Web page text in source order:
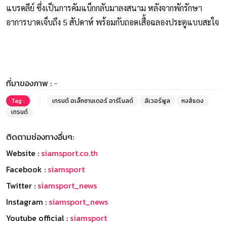
แบรดลีย์ ซึ่งเป็นการคัมแบ็กกลับมาลงสนาม หลังจากพักรักษา
อาการบาดเจ็บถึง 5 สัปดาห์ พร้อมกับถอดเสื้อฉลองประตูแบบสะใจ
ที่มาของภาพ : -
Tag : เทรนต์ อเล็กซานเดอร์ อาร์โนลด์ ลิเวอร์พูล
หงส์แดง
เทรนต์
ติดตามช่องทางอื่นๆ:
Website : siamsport.co.th
Facebook : siamsport
Twitter : siamsport_news
Instagram : siamsport_news
Youtube official : siamsport